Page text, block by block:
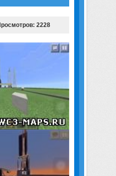
2228